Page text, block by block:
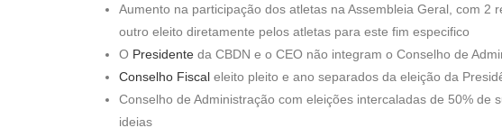
Aumento na participação dos atletas na Assembleia Geral, com
outro eleito diretamente pelos atletas para este fim especifico
O Presidente da CBDN e o CEO não integram o Conselho de
Conselho Fiscal eleito pleito e ano separados da eleição da
Conselho de Administração com eleições intercaladas de 50%
ideias